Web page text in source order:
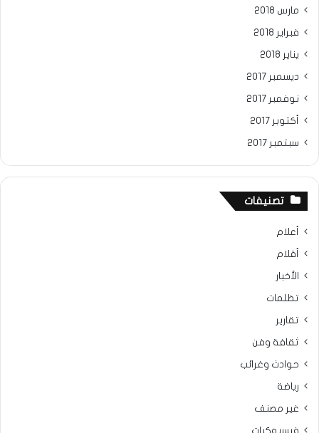
مارس 2018
فبراير 2018
يناير 2018
ديسمبر 2017
نوفمبر 2017
أكتوبر 2017
سبتمبر 2017
تصنيفات
أعلام
أقلام
الأخبار
تظلمات
تقارير
ثقافة وفن
حوادث وغرائب
رياضة
غير مصنف